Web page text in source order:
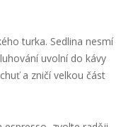
turka. Sedlina nesmí
uvolní do kávy
a zničí velkou část